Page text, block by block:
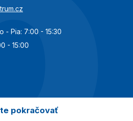
- Pia: 7:00 - 15:30
- 15:00
pokračovať